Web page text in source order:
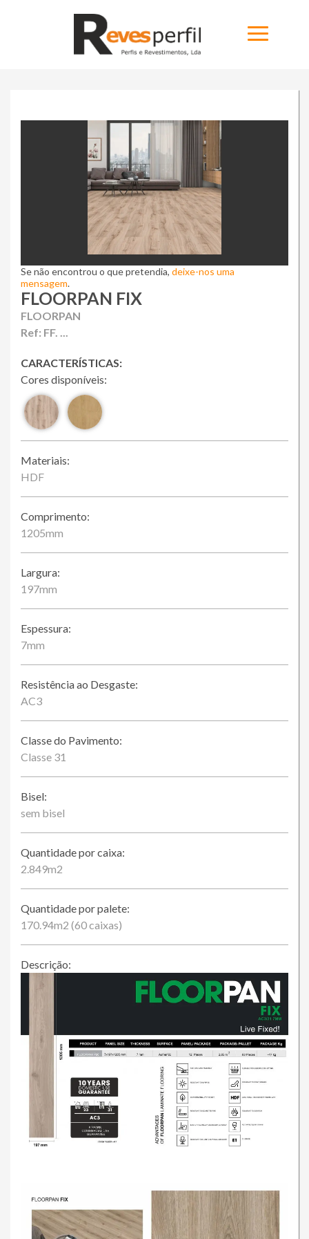
Home
Produtos
Novidades
Catálogos
Portfólio
Sobre
Se não encontrou o que pretendia, deixe-nos uma
mensagem.
FLOORPAN FIX
FLOORPAN
Ref: FF. ...
CARACTERÍSTICAS:
Cores disponíveis:
Materiais:
HDF
Comprimento:
1205mm
Largura:
197mm
Espessura:
7mm
Resistência ao Desgaste:
AC3
Classe do Pavimento:
Classe 31
Bisel:
sem bisel
Quantidade por caixa:
2.849m2
Quantidade por palete:
170.94m2 (60 caixas)
Descrição: